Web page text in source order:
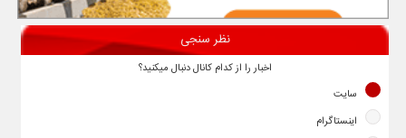
نظر سنجی
اخبار را از کدام کانال دنبال میکنید؟
سایت
اینستاگرام